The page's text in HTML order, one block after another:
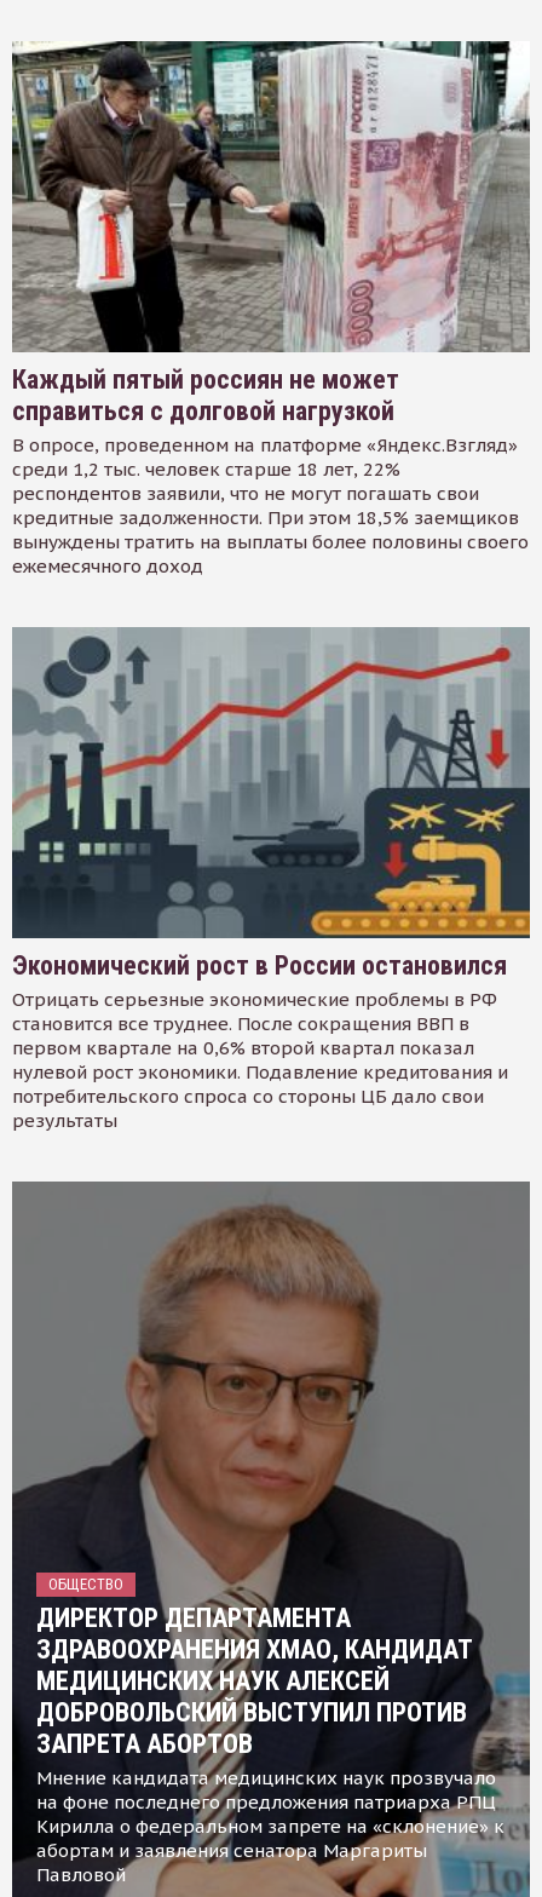
Каждый пятый россиян не может
справиться с долговой нагрузкой
В опросе, проведенном на платформе «Яндекс.Взгляд»
среди 1,2 тыс. человек старше 18 лет, 22%
респондентов заявили, что не могут погашать свои
кредитные задолженности. При этом 18,5% заемщиков
вынуждены тратить на выплаты более половины своего
ежемесячного доход
Экономический рост в России остановился
Отрицать серьезные экономические проблемы в РФ
становится все труднее. После сокращения ВВП в
первом квартале на 0,6% второй квартал показал
нулевой рост экономики. Подавление кредитования и
потребительского спроса со стороны ЦБ дало свои
результаты
ОБЩЕСТВО
ДИРЕКТОР ДЕПАРТАМЕНТА
ЗДРАВООХРАНЕНИЯ ХМАО, КАНДИДАТ
МЕДИЦИНСКИХ НАУК АЛЕКСЕЙ
ДОБРОВОЛЬСКИЙ ВЫСТУПИЛ ПРОТИВ
ЗАПРЕТА АБОРТОВ
Мнение кандидата медицинских наук прозвучало
на фоне последнего предложения патриарха РПЦ
Кирилла о федеральном запрете на «склонение» к
абортам и заявления сенатора Маргариты
Павловой